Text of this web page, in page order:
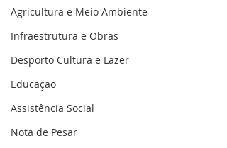
Agricultura e Meio Ambiente
Infraestrutura e Obras
Desporto Cultura e Lazer
Educação
Assistência Social
Nota de Pesar